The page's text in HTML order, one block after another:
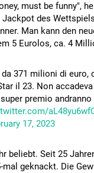
must be funny",
des
Man kann den
5 Eurolos, ca. 4
371 milioni di euro,
il 23. Non
premio
17, 2023
beliebt. Seit 25
geknackt. Die